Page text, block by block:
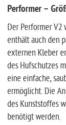
Performer –
Der Performer V2
enthält auch den
externen Kleber
des Hufschutzes
eine einfache,
ermöglicht. Die
des Kunststoffes
benötigt werden.